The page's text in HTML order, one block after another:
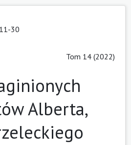
30
Tom 14 (2022)
Alberta,